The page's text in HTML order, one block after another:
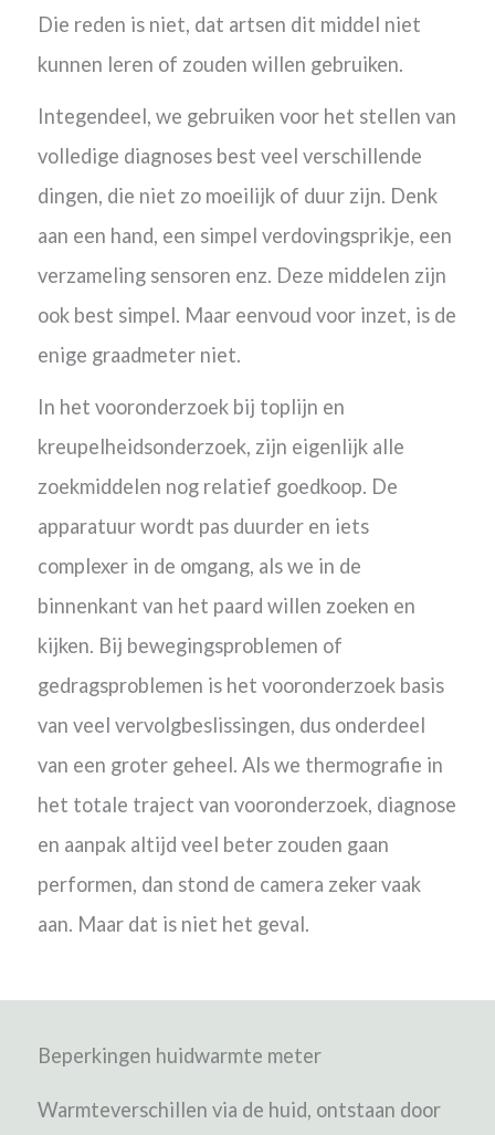
Die reden is niet, dat artsen dit middel niet
kunnen leren of zouden willen gebruiken.
Integendeel, we gebruiken voor het stellen van
volledige diagnoses best veel verschillende
dingen, die niet zo moeilijk of duur zijn. Denk
aan een hand, een simpel verdovingsprikje, een
verzameling sensoren enz. Deze middelen zijn
ook best simpel. Maar eenvoud voor inzet, is de
enige graadmeter niet.
In het vooronderzoek bij toplijn en
kreupelheidsonderzoek, zijn eigenlijk alle
zoekmiddelen nog relatief goedkoop. De
apparatuur wordt pas duurder en iets
complexer in de omgang, als we in de
binnenkant van het paard willen zoeken en
kijken. Bij bewegingsproblemen of
gedragsproblemen is het vooronderzoek basis
van veel vervolgbeslissingen, dus onderdeel
van een groter geheel. Als we thermografie in
het totale traject van vooronderzoek, diagnose
en aanpak altijd veel beter zouden gaan
performen, dan stond de camera zeker vaak
aan. Maar dat is niet het geval.
Beperkingen huidwarmte meter
Warmteverschillen via de huid, ontstaan door